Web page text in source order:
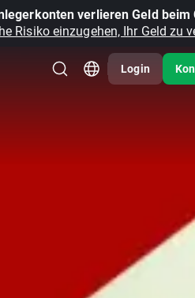
verlieren Geld beim
Risiko einzugehen, Ihr Geld zu
Login